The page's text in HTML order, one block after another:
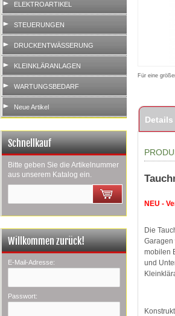
ELEKTROARTIKEL
STEUERUNGEN
DRUCKENTWÄSSERUNG
KLEINKLÄRANLAGEN
WARTUNGSBEDARF
Neue Artikel
Schnellkauf
Bitte geben Sie die Artikelnummer
aus unserem Katalog ein.
Willkommen zurück!
E-Mail-Adresse:
Passwort:
Für eine
Details
NEU -
Die
Garagen
mobilen
und